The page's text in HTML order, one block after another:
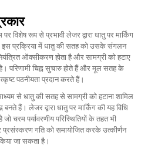
विशेष रूप से प्रभावी लेजर द्वारा धातु पर मार्किंग
प्रक्रिया में धातु की सतह को उसके संगलन
ऑक्सीकरण होता है और सामग्री को हटाए
है। परिणामी चिह्न सुचारु होते हैं और मूल सतह के
पठनीयता प्रदान करते हैं।
से धातु की सतह से सामग्री को हटाना शामिल
हैं। लेजर द्वारा धातु पर मार्किंग की यह विधि
चरम पर्यावरणीय परिस्थितियों के तहत भी
गति को समायोजित करके उत्कीर्णन
जा सकता है।